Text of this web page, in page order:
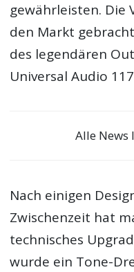
gewährleisten. Die
den Markt
des legendären
Universal Audio
Alle News
Nach einigen
Zwischenzeit hat
technisches
wurde ein Tone-